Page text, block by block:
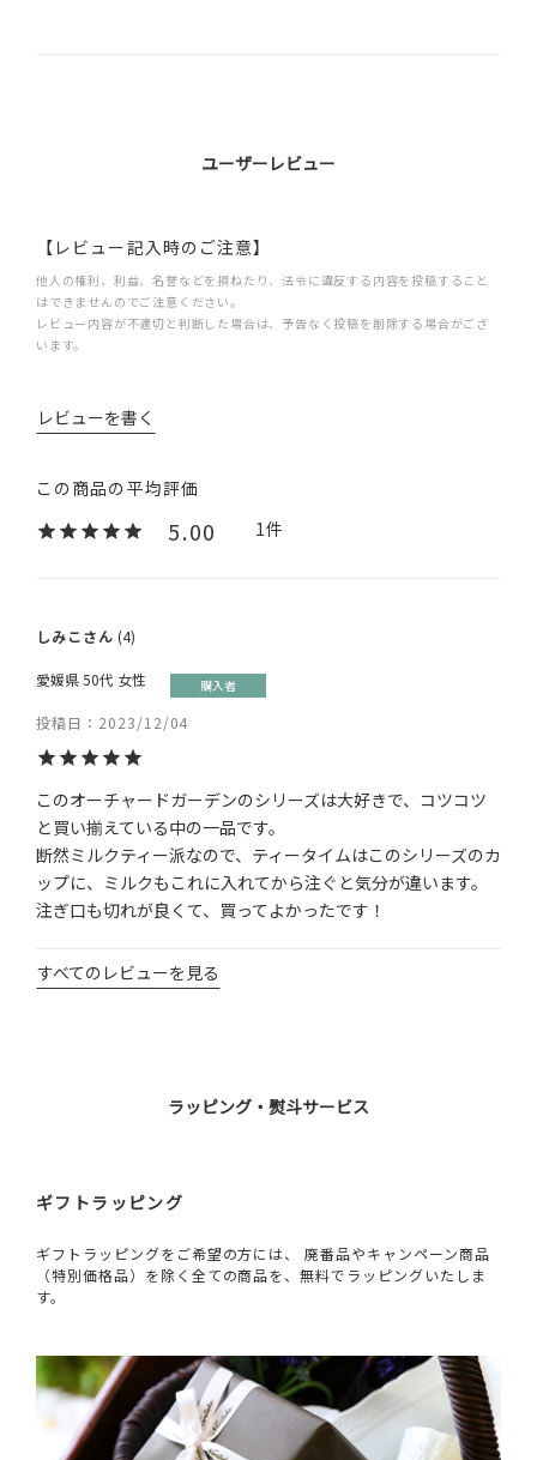
ユーザーレビュー
【レビュー記入時のご注意】
他人の権利、利益、名誉などを損ねたり、法令に違反する内容を投稿すること
はできませんのでご注意ください。
レビュー内容が不適切と判断した場合は、予告なく投稿を削除する場合がござ
います。
5.00 1
しみこ 4
購入者
愛媛県50代 女性
投稿日 2023/12/04
このオーチャードガーデンのシリーズは大好きで、コツコツ
と買い揃えている中の一品です。
断然ミルクティー派なので、ティータイムはこのシリーズのカ
ップに、ミルクもこれに入れてから注ぐと気分が違います。
注ぎ口も切れが良くて、買ってよかったです！
すべてのレビューを見る
レビューを書く
ラッピング・熨斗サービス
ギフトラッピング
ギフトラッピングをご希望の方には、 廃番品やキャンペーン商品
（特別価格品）を除く全ての商品を、無料でラッピングいたしま
す。